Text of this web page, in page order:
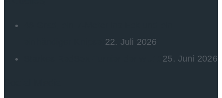
22. Juli 2026
25. Juni 2026